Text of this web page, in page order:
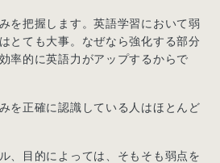
を把握します。英語学習において弱
とても大事。なぜなら強化する部分
率的に英語力がアップするからで
を正確に認識している人はほとんど
、目的によっては、そもそも弱点を